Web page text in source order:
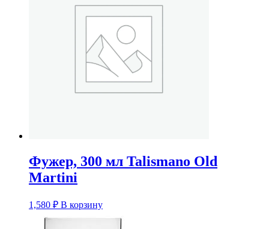
Фужер, 300 мл Talismano Old
Martini
1,580 ₽ В корзину